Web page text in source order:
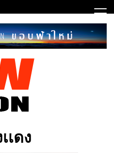
เดง